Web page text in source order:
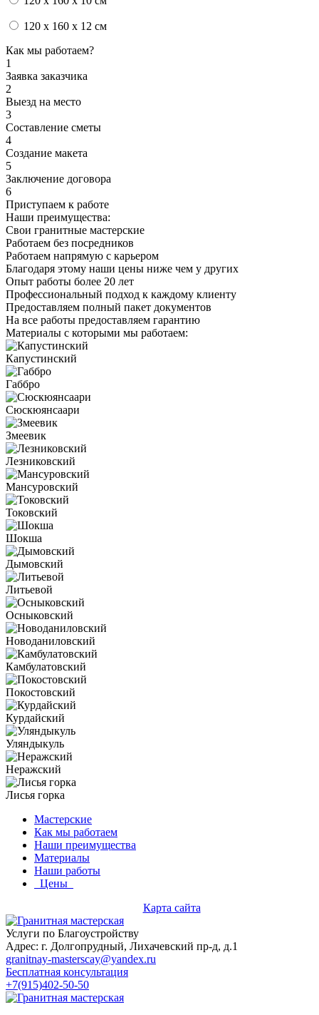
120 x 160 x 12 см
Как мы работаем?
1
Заявка заказчика
2
Выезд на место
3
Составление сметы
4
Создание макета
5
Заключение договора
6
Приступаем к работе
Наши преимущества:
Свои гранитные мастерские
Работаем без посредников
Работаем напрямую с карьером
Благодаря этому наши цены ниже чем у других
Опыт работы более 20 лет
Профессиональный подход к каждому клиенту
Предоставляем полный пакет документов
На все работы предоставляем гарантию
Материалы с которыми мы работаем:
Капустинский
Габбро
Сюскюянсаари
Змеевик
Лезниковский
Мансуровский
Токовский
Шокша
Дымовский
Литьевой
Осныковский
Новоданиловский
Камбулатовский
Покостовский
Курдайский
Уляндыкуль
Неражский
Лисья горка
Мастерские
Как мы работаем
Наши преимущества
Материалы
Наши работы
Цены
Карта сайта
Услуги по Благоустройству
Адрес: г. Долгопрудный, Лихачевский пр-д, д.1
granitnay-masterscay@yandex.ru
Бесплатная консультация
+7(915)402-50-50